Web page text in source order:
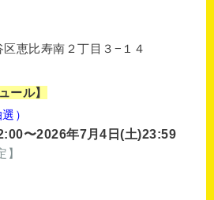
恵比寿南２丁目３−１４
ール】
）
〜2026年7月4日(土)23:59